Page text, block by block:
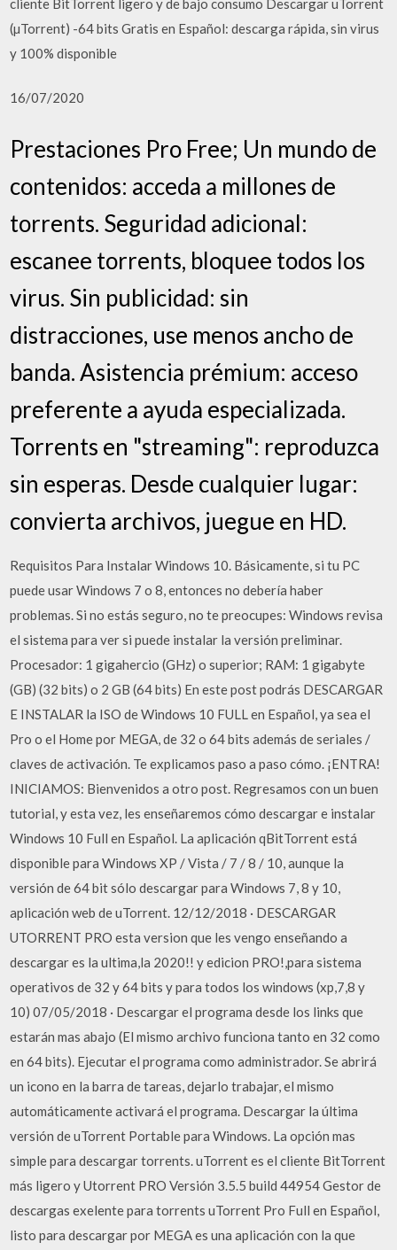
(µTorrent) -64 bits Gratis en Español: descarga rápida, sin virus
y 100% disponible
16/07/2020
Prestaciones Pro Free; Un mundo de
contenidos: acceda a millones de
torrents. Seguridad adicional:
escanee torrents, bloquee todos los
virus. Sin publicidad: sin
distracciones, use menos ancho de
banda. Asistencia prémium: acceso
preferente a ayuda especializada.
Torrents en "streaming": reproduzca
sin esperas. Desde cualquier lugar:
convierta archivos, juegue en HD.
Requisitos Para Instalar Windows 10. Básicamente, si tu PC
puede usar Windows 7 o 8, entonces no debería haber
problemas. Si no estás seguro, no te preocupes: Windows revisa
el sistema para ver si puede instalar la versión preliminar.
Procesador: 1 gigahercio (GHz) o superior; RAM: 1 gigabyte
(GB) (32 bits) o 2 GB (64 bits) En este post podrás DESCARGAR
E INSTALAR la ISO de Windows 10 FULL en Español, ya sea el
Pro o el Home por MEGA, de 32 o 64 bits además de seriales /
claves de activación. Te explicamos paso a paso cómo. ¡ENTRA!
INICIAMOS: Bienvenidos a otro post. Regresamos con un buen
tutorial, y esta vez, les enseñaremos cómo descargar e instalar
Windows 10 Full en Español. La aplicación qBitTorrent está
disponible para Windows XP / Vista / 7 / 8 / 10, aunque la
versión de 64 bit sólo descargar para Windows 7, 8 y 10,
aplicación web de uTorrent. 12/12/2018 · DESCARGAR
UTORRENT PRO esta version que les vengo enseñando a
descargar es la ultima,la 2020!! y edicion PRO!,para sistema
operativos de 32 y 64 bits y para todos los windows (xp,7,8 y
10) 07/05/2018 · Descargar el programa desde los links que
estarán mas abajo (El mismo archivo funciona tanto en 32 como
en 64 bits). Ejecutar el programa como administrador. Se abrirá
un icono en la barra de tareas, dejarlo trabajar, el mismo
automáticamente activará el programa. Descargar la última
versión de uTorrent Portable para Windows. La opción mas
simple para descargar torrents. uTorrent es el cliente BitTorrent
más ligero y Utorrent PRO Versión 3.5.5 build 44954 Gestor de
descargas exelente para torrents uTorrent Pro Full en Español,
listo para descargar por MEGA es una aplicación con la que